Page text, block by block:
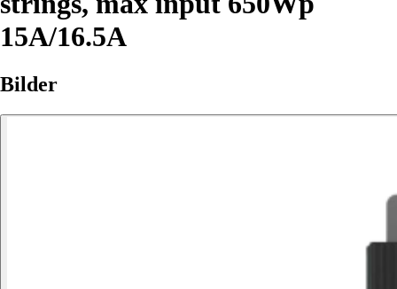
15A/16.5A
Bilder